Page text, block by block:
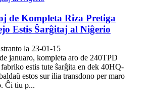
de Kompleta Riza Pretiga
Estis Ŝarĝitaj al Niĝerio
la 23-01-15
januaro, kompleta aro de 240TPD
estis tute ŝarĝita en dek 40HQ-
estos sur ilia transdono per maro
Ĉi tiu p...